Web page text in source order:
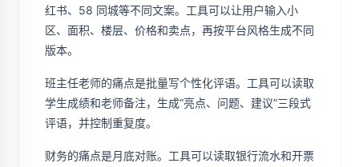
红书、58 同城等不同文案。工具可以让用户输入小
区、面积、楼层、价格和卖点，再按平台风格生成不同
版本。
班主任老师的痛点是批量写个性化评语。工具可以读取
学生成绩和老师备注，生成“亮点、问题、建议”三段式
评语，并控制重复度。
财务的痛点是月底对账。工具可以读取银行流水和开票